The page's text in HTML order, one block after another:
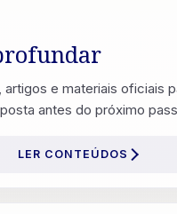
e materiais oficiais
antes do próximo
LER CONTEÚDOS